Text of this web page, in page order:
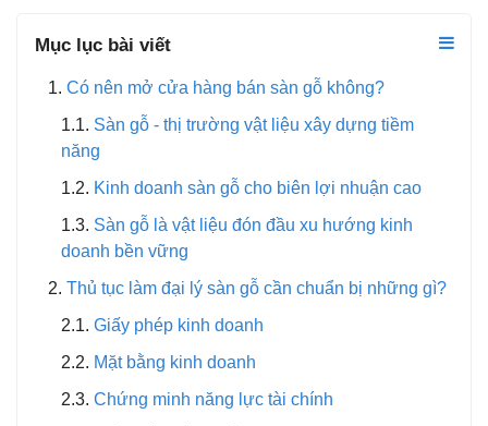
Mục lục bài viết
Có nên mở cửa hàng bán sàn gỗ không?
Sàn gỗ - thị trường vật liệu xây dựng tiềm
năng
Kinh doanh sàn gỗ cho biên lợi nhuận cao
Sàn gỗ là vật liệu đón đầu xu hướng kinh
doanh bền vững
Thủ tục làm đại lý sàn gỗ cần chuẩn bị những gì?
Giấy phép kinh doanh
Mặt bằng kinh doanh
Chứng minh năng lực tài chính